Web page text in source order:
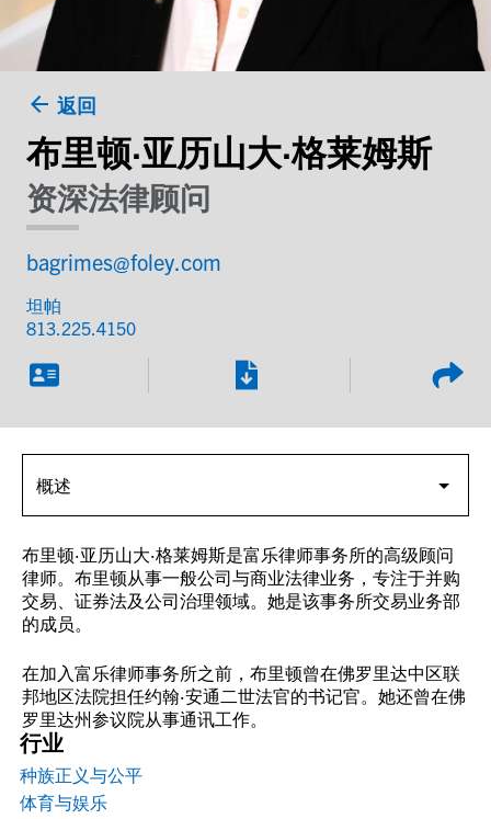
返回
布里顿·亚历山大·格莱姆斯
资深法律顾问
bagrimes@foley.com
坦帕
813.225.4150
行业
种族正义与公平
体育与娱乐
布里顿·亚历山大·格莱姆斯是富乐律师事务所的高级顾问
律师。布里顿从事一般公司与商业法律业务，专注于并购
交易、证券法及公司治理领域。她是该事务所交易业务部
的成员。
在加入富乐律师事务所之前，布里顿曾在佛罗里达中区联
邦地区法院担任约翰·安通二世法官的书记官。她还曾在佛
罗里达州参议院从事通讯工作。